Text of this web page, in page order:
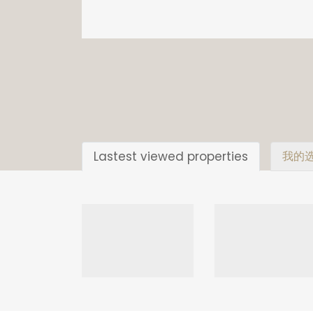
Lastest viewed properties 我的